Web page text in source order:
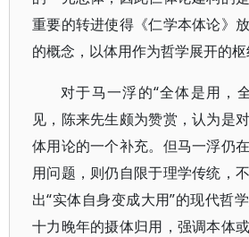
重要的转进使得《仁学本体论》
的概念，以体用作为哲学展开的枢
对于马一浮的“全体是用，
见，陈来先生颇为赞赏，认为是
体用论的一个补充。但马一浮仍
用问题，则仍自限于理学传统，
出“实体自身变成大用”的现代哲
十力晚年的摄体归用，强调本体